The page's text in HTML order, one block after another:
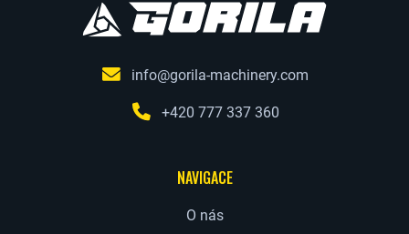
info@gorila-machinery.com
+420 777 337 360
NAVIGACE
O nás